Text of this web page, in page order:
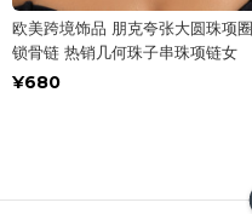
欧美跨境饰品 朋克夸张大圆珠项圈
锁骨链 热销几何珠子串珠项链女
¥680